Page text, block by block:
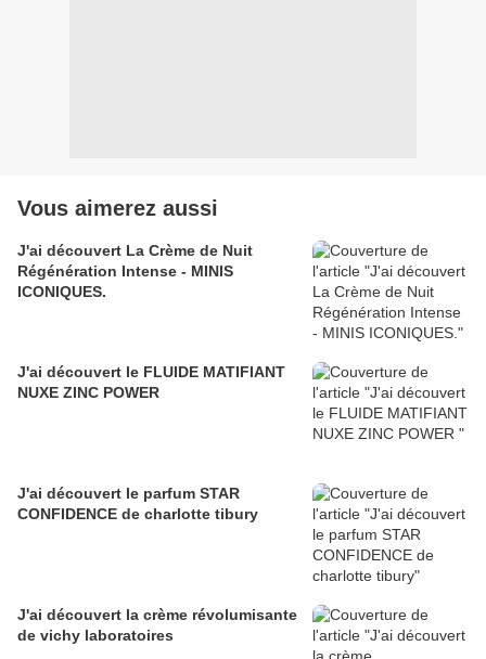
Vous aimerez aussi
J'ai découvert La Crème de Nuit
Régénération Intense - MINIS
ICONIQUES.
J'ai découvert le FLUIDE MATIFIANT
NUXE ZINC POWER
J'ai découvert le parfum STAR
CONFIDENCE de charlotte tibury
J'ai découvert la crème révolumisante
de vichy laboratoires